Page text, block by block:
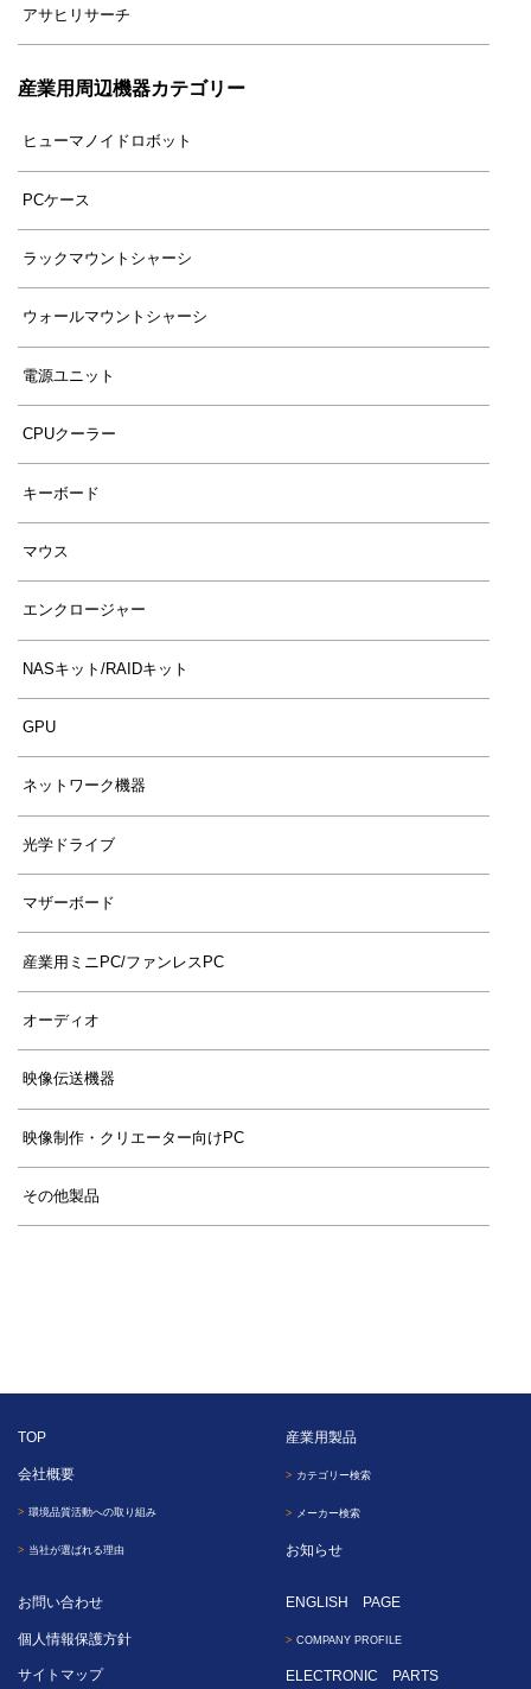
アサヒリサーチ
産業用周辺機器カテゴリー
ヒューマノイドロボット
PCケース
ラックマウントシャーシ
ウォールマウントシャーシ
電源ユニット
CPUクーラー
キーボード
マウス
エンクロージャー
NASキット/RAIDキット
GPU
ネットワーク機器
光学ドライブ
マザーボード
産業用ミニPC/ファンレスPC
オーディオ
映像伝送機器
映像制作・クリエーター向けPC
その他製品
TOP
会社概要
環境品質活動への取り組み
当社が選ばれる理由
産業用製品
カテゴリー検索
メーカー検索
お知らせ
お問い合わせ
個人情報保護方針
サイトマップ
ENGLISH PAGE
COMPANY PROFILE
ELECTRONIC PARTS